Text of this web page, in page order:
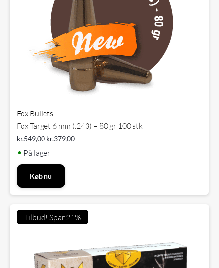
Fox Bullets
Fox Target 6 mm (.243) – 80 gr 100 stk
kr.549,00 kr.379,00
• På lager
Køb nu
Tilbud! Spar 21%